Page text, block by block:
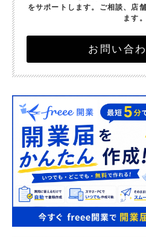
をサポートします。 ご相談、店
ます。
お問い合